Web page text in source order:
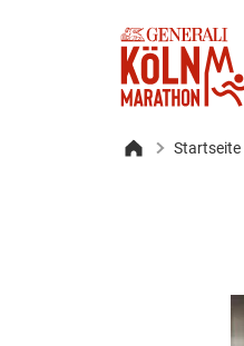
Startseite
Startseite